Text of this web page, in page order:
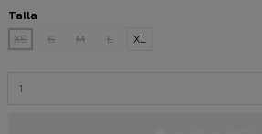
Talla
XS
S M L XL